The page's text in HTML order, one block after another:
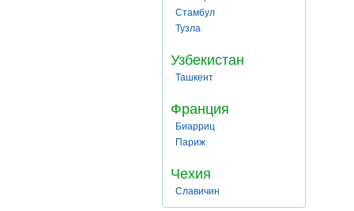
Стамбул
Тузла
Узбекистан
Ташкент
Франция
Биарриц
Париж
Чехия
Славичин